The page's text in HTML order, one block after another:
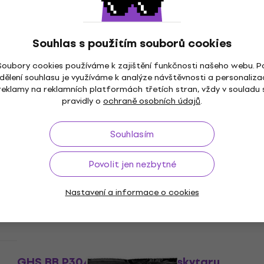
Souhlas s použitím souborů cookies
cookies používáme k zajištění funkčnosti našeho webu.
souhlasu je využíváme k analýze návštěvnosti a
na reklamních platformách třetích stran, vždy v souladu
pravidly o ochraně osobních údajů.
Souhlasím
Povolit jen nezbytné
Nastavení a informace o cookies
GHS Boomers Zakk Wylde Signature
Struny pro elektrickou kytaru
4,6/5
215 Kč
- 22 %
GHS Boomers Roundwound 10-46 Struny
pro elektrickou kytaru
Struny pro elektrickou kytaru
206 Kč
Doprava zdarma